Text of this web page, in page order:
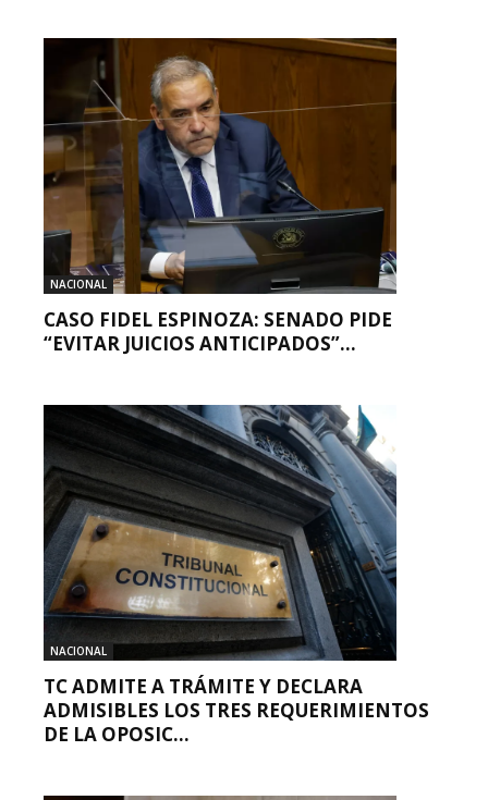
NACIONAL
CASO FIDEL ESPINOZA: SENADO PIDE
“EVITAR JUICIOS ANTICIPADOS”...
NACIONAL
TC ADMITE A TRÁMITE Y DECLARA
ADMISIBLES LOS TRES REQUERIMIENTOS
DE LA OPOSIC...